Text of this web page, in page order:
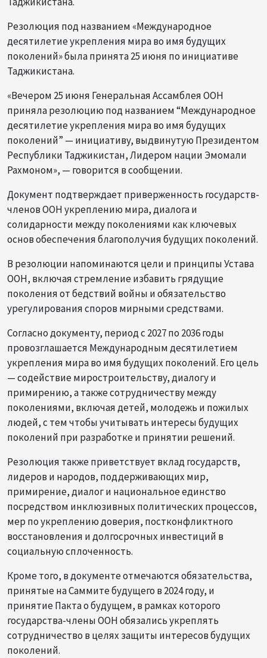
Резолюция под названием «Международное
десятилетие укрепления мира во имя будущих
поколений» была принята 25 июня по инициативе
Таджикистана.
«Вечером 25 июня Генеральная Ассамблея ООН
приняла резолюцию под названием “Международное
десятилетие укрепления мира во имя будущих
поколений” — инициативу, выдвинутую Президентом
Республики Таджикистан, Лидером нации Эмомали
Рахмоном», — говорится в сообщении.
Документ подтверждает приверженность государств-
членов ООН укреплению мира, диалога и
солидарности между поколениями как ключевых
основ обеспечения благополучия будущих поколений.
В резолюции напоминаются цели и принципы Устава
ООН, включая стремление избавить грядущие
поколения от бедствий войны и обязательство
урегулирования споров мирными средствами.
Согласно документу, период с 2027 по 2036 годы
провозглашается Международным десятилетием
укрепления мира во имя будущих поколений. Его цель
— содействие миростроительству, диалогу и
примирению, а также сотрудничеству между
поколениями, включая детей, молодежь и пожилых
людей, с тем чтобы учитывать интересы будущих
поколений при разработке и принятии решений.
Резолюция также приветствует вклад государств,
лидеров и народов, поддерживающих мир,
примирение, диалог и национальное единство
посредством инклюзивных политических процессов,
мер по укреплению доверия, постконфликтного
восстановления и долгосрочных инвестиций в
социальную сплоченность.
Кроме того, в документе отмечаются обязательства,
принятые на Саммите будущего в 2024 году, и
принятие Пакта о будущем, в рамках которого
государства-члены ООН обязались укреплять
сотрудничество в целях защиты интересов будущих
поколений.